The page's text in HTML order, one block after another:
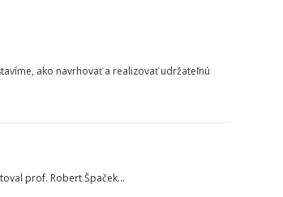
ako navrhovať a realizovať udržateľnú
prof. Robert Špaček...